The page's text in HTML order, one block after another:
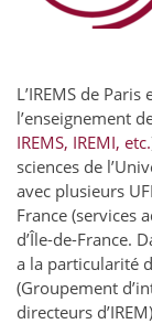
L’IREMS de
l’enseignement
IREMS, IREMI, etc.
sciences de
avec plusieurs
France (services
d’Île-de-France.
a la particularité
(Groupement
directeurs